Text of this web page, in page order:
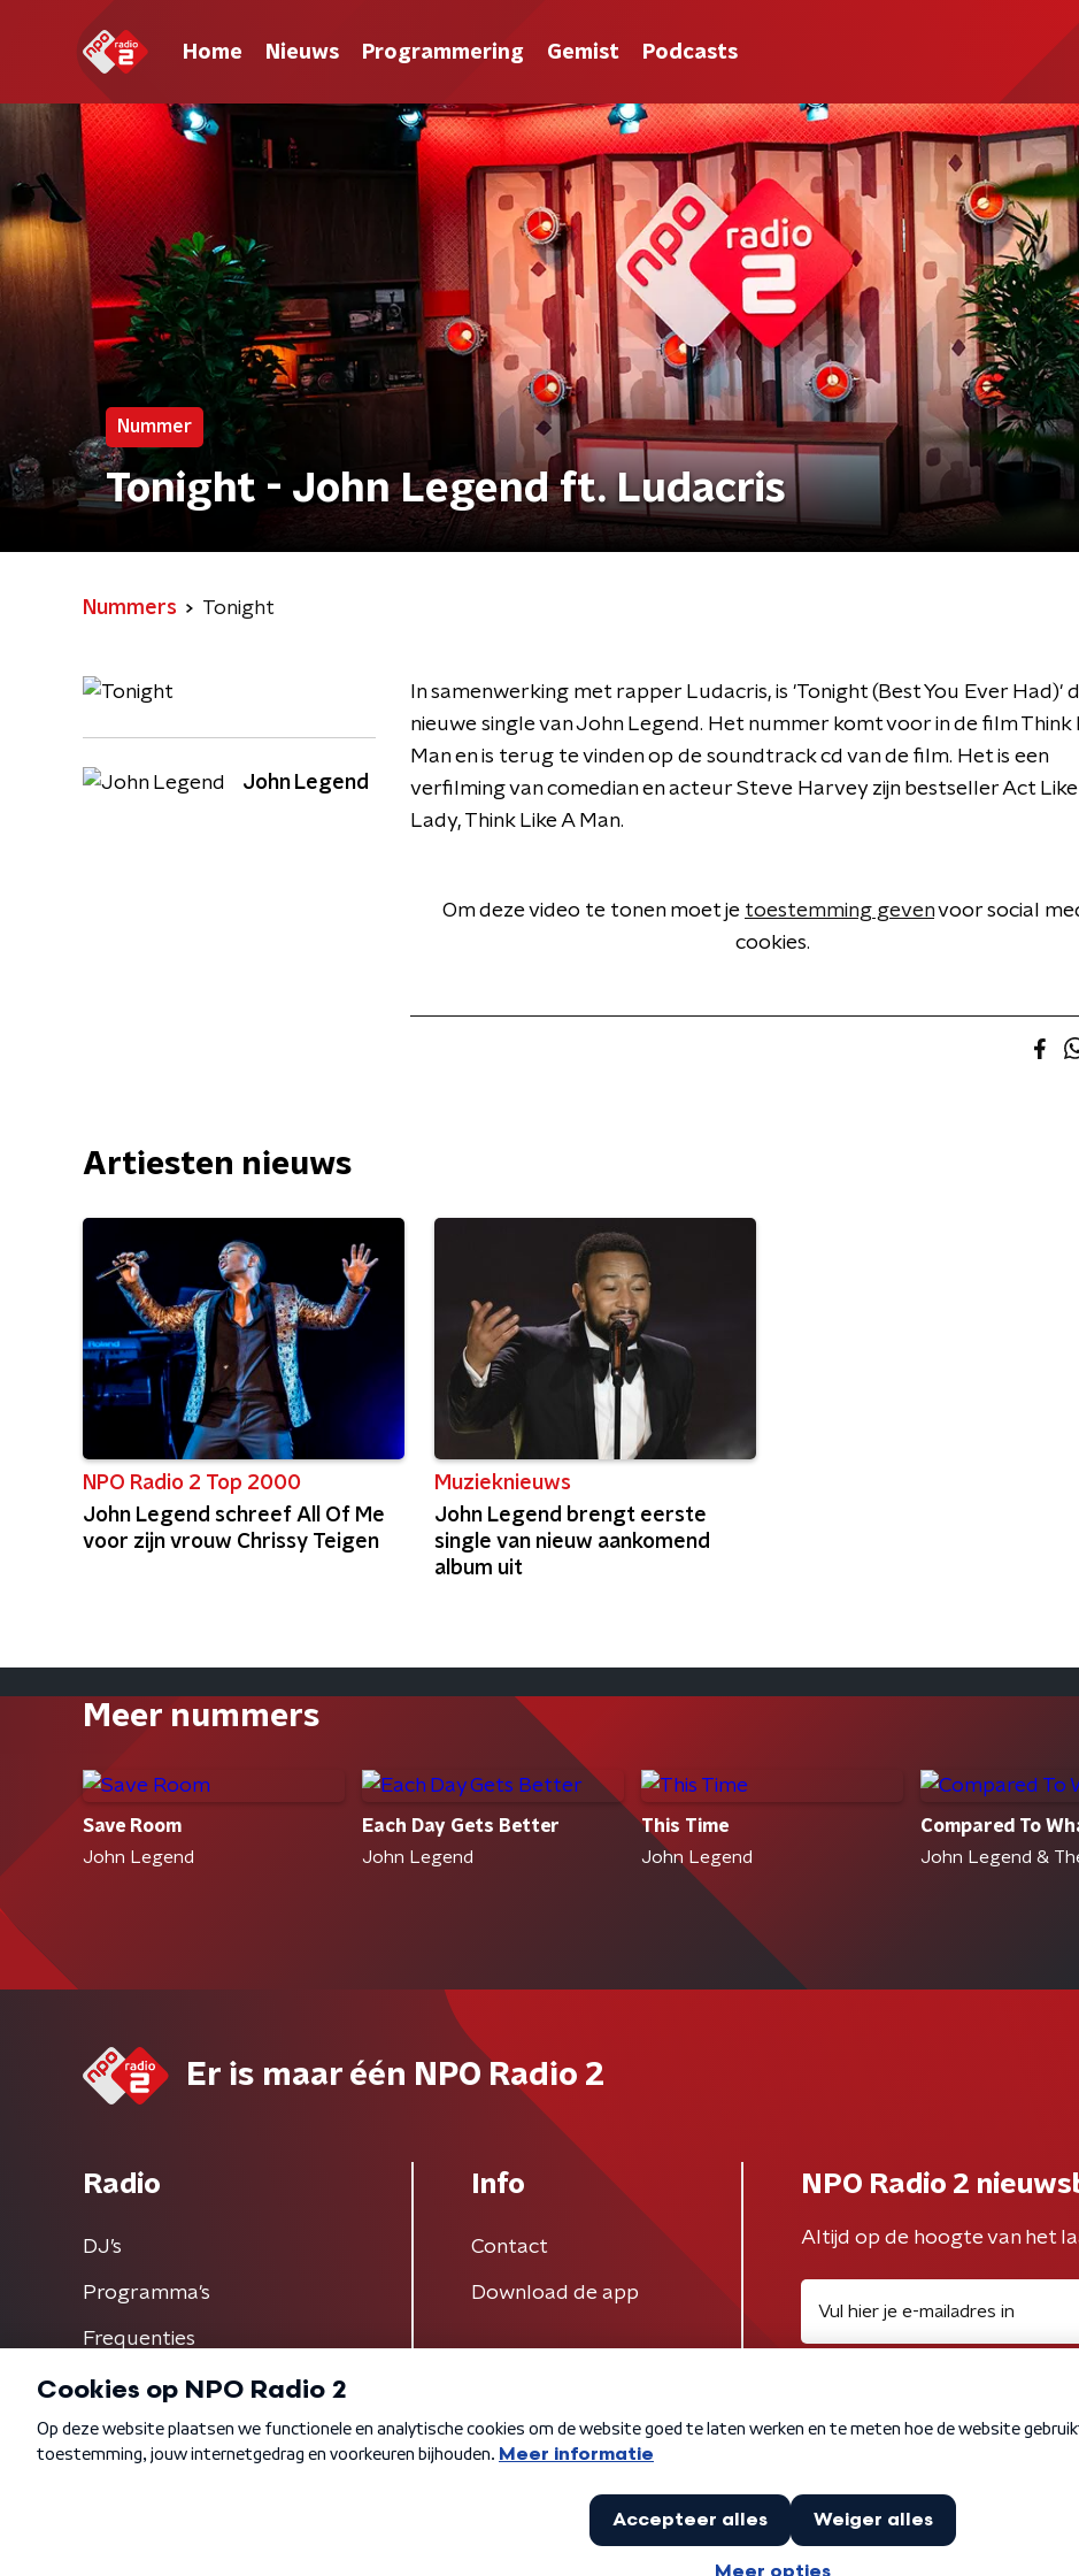
Home Nieuws Programmering Gemist Podcasts
Nummer
Tonight - John Legend ft. Ludacris
Nummers Tonight
John Legend
In samenwerking met rapper Ludacris, is 'Tonight (Best You Ever Had)'
nieuwe single van John Legend. Het nummer komt voor in de film Think
Man en is terug te vinden op de soundtrack cd van de film. Het is een
verfilming van comedian en acteur Steve Harvey zijn bestseller Act Like
Lady, Think Like A Man.
Om deze video te tonen moet je toestemming gevenvoor social
cookies.
Artiesten nieuws
NPO Radio 2 Top 2000
John Legend schreef All Of Me
voor zijn vrouw Chrissy Teigen
Muzieknieuws
John Legend brengt eerste
single van nieuw aankomend
album uit
Meer nummers
Save Room
John Legend
Each Day Gets Better
John Legend
This Time
John Legend
Compared To
John Legend &
Er is maar één NPO Radio 2
Radio
DJ’s
Programma's
Frequenties
Info
Contact
Download de app
NPO Radio 2
Altijd op de hoogte van het
Algemene voorwaarden Privacybeleid